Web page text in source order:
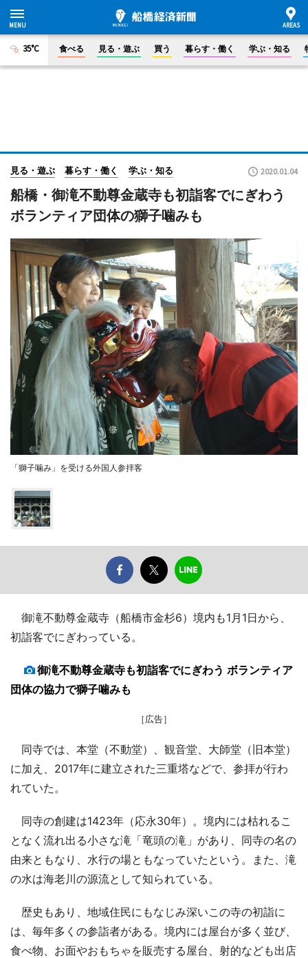
35°C 食べる 見る・遊ぶ 買う 暮らす・働く 学ぶ・知る
見る・遊ぶ 暮らす・働く 学ぶ・知る 2020.01.04
船橋・御滝不動尊金蔵寺も初詣客でにぎわう
ボランティア団体の獅子噛みも
「獅子噛み」を受ける外国人参拝客
御滝不動尊金蔵寺（船橋市金杉6）境内も1月1日から、
初詣客でにぎわっている。
御滝不動尊金蔵寺も初詣客でにぎわう ボランティア
団体の協力で獅子噛みも
［広告］
同寺では、本堂（不動堂）、観音堂、大師堂（旧本堂）
に加え、2017年に建立された三重塔などで、参拝が行わ
れていた。
同寺の創建は1423年（応永30年）。境内には枯れるこ
となく流れ出る小さな滝「竜頭の滝」があり、同寺の名の
由来ともなり、水行の場ともなっていたという。また、滝
の水は海老川の源流として知られている。
歴史もあり、地域住民にもなじみ深いこの寺の初詣に
は、毎年多くの参詣者がある。境内には屋台が多く並び、
食べ物、お面やおもちゃを販売する屋台、射的なども出店